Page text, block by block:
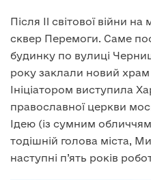
Після II світової війни
сквер Перемоги. Саме
будинку по вулиці
року заклали новий
Ініціатором виступила
православної церкви
Ідею (із сумним
тодішній голова міста,
наступні п’ять років